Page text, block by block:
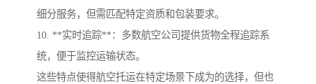
细分服务，但需匹配特定资质和包装要求。
10. **实时追踪**：多数航空公司提供货物全程追踪系
统，便于监控运输状态。
这些特点使得航空托运在特定场景下成为的选择，但也